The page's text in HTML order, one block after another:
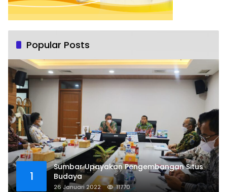
Popular Posts
1
Sumbar Upayakan Pengembangan Situs
Budaya
26 Januari 2022 11770